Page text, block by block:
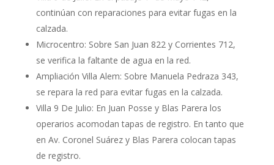
continúan con reparaciones para evitar fugas en la
calzada.
Microcentro: Sobre San Juan 822 y Corrientes 712,
se verifica la faltante de agua en la red.
Ampliación Villa Alem: Sobre Manuela Pedraza 343,
se repara la red para evitar fugas en la calzada.
Villa 9 De Julio: En Juan Posse y Blas Parera los
operarios acomodan tapas de registro. En tanto que
en Av. Coronel Suárez y Blas Parera colocan tapas
de registro.